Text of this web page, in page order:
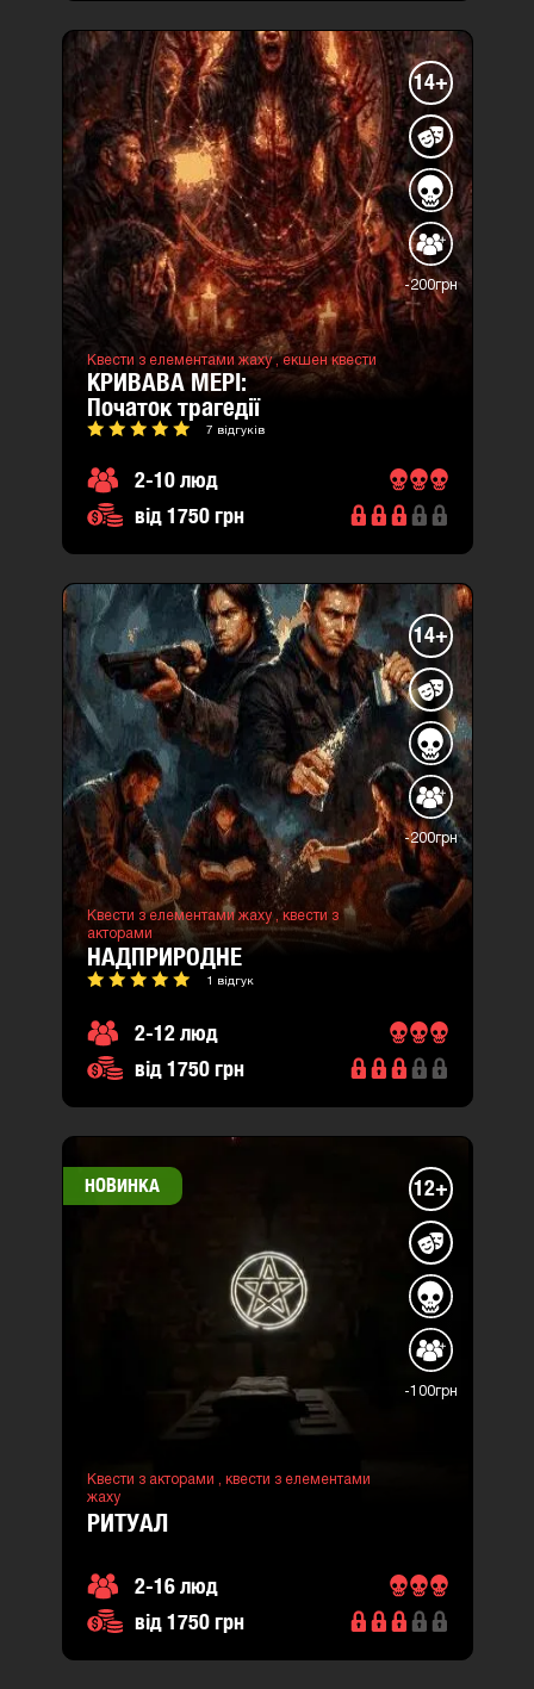
14+
-200грн
Квести з елементами жаху ,екшен квести
КРИВАВА МЕРІ:
початок трагедії
7 відгуків
2-10 люд
від 1750 грн
14+
-200грн
Квести з елементами жаху , квести з
акторами
НАДПРИРОДНЕ
1 відгук
2-12 люд
від 1750 грн
НОВИНКА 12+
-100грн
Квести з акторами , квести з елементами
жаху
РИТУАЛ
2-16 люд
від 1750 грн